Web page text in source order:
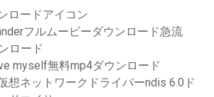
ロードアイコン
フルムービーダウンロード急流
ロード
myself無料mp4ダウンロード
想ネットワークドライバーndis 6.0ド